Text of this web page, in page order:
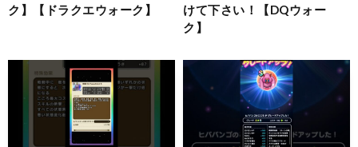
ク】【ドラクエウォーク】
けて下さい！【DQウォー
ク】